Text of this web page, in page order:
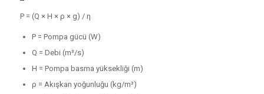
P = (Q × H × ρ × g) / η
P = Pompa gücü (W)
Q = Debi (m³/s)
H = Pompa basma yüksekliği (m)
ρ = Akışkan yoğunluğu (kg/m³)